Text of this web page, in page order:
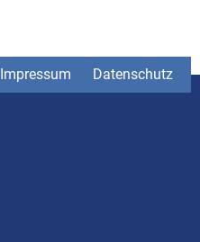
Impressum Datenschutz